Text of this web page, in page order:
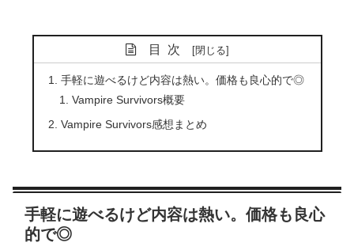
目次
手軽に遊べるけど内容は熱い。価格も良心的で◎
Vampire Survivors概要
Vampire Survivors感想まとめ
手軽に遊べるけど内容は熱い。価格も良心
的で◎